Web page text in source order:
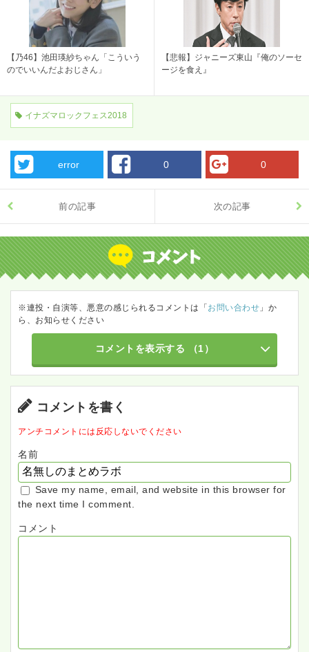
【乃46】池田瑛紗ちゃん「こういう
のでいいんだよおじさん」
【悲報】ジャニーズ東山『俺のソーセ
ージを食え』
イナズマロックフェス2018
error 0 0
前の記事 次の記事
※連投・自演等、悪意の感じられるコメントは「お問い合わせ 」か
ら、お知らせください
コメントを表示する （1）
コメントを書く
アンチコメントには反応しないでください
名前
Save my name, email, and website in this browser for
the next time I comment.
コメント